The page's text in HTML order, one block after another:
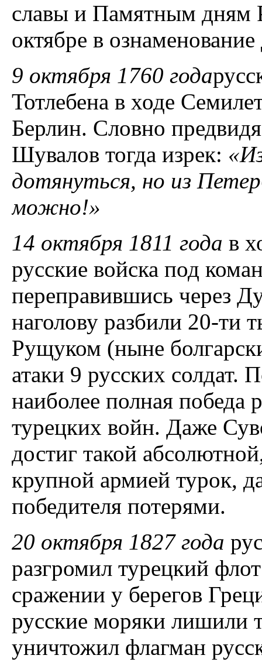
славы и Памятным дням
октябре в
9 октября 1760 года
Тотлебена в ходе
Берлин. Словно
Шувалов тогда изрек: «
дотянуться, но из
можно!»
14 октября 1811 года в
русские войска под
переправившись через
наголову разбили 20-
Рущуком (ныне
атаки 9 русских солдат.
наиболее полная победа
турецких войн. Даже
достиг такой
крупной армией турок,
победителя потерями.
20 октября 1827 года
разгромил турецкий
сражении у берегов
русские моряки лишили
уничтожил флагман